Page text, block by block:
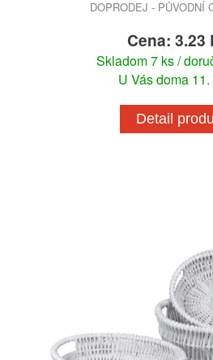
DOPRODEJ - PŮVODNÍ
Cena: 3.23
Skladom 7 ks /
U Vás doma 11.
Detail